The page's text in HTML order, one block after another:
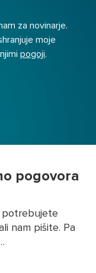
za novinarje.
moje
pogoji.
pogovora
potrebujete
nam pišite. Pa